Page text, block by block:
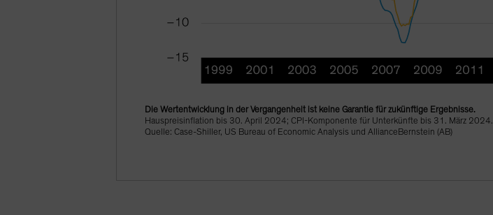
Die Wertentwicklung in der Vergangenheit ist keine Garantie für zukünftige Ergebnisse.
Hauspreisinflation bis 30. April 2024; CPI-Komponente für Unterkünfte bis 31. März 2024.
Quelle: Case-Shiller, US Bureau of Economic Analysis und AllianceBernstein (AB)